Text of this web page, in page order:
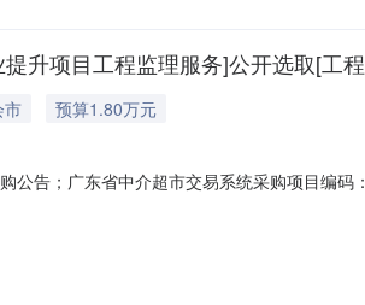
升项目工程监理服务]公开选取[工
市
预算1.80万元
公告；广东省中介超市交易系统采购项目编
“百千万工程”典型村建设（乡村振兴驻镇帮